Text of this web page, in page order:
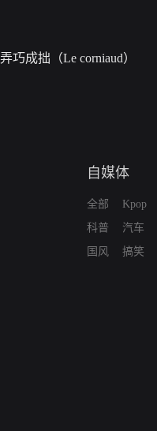
弄巧成拙（Le corniaud）
自媒体
全部
科普
国风
Kpop
汽车
搞笑